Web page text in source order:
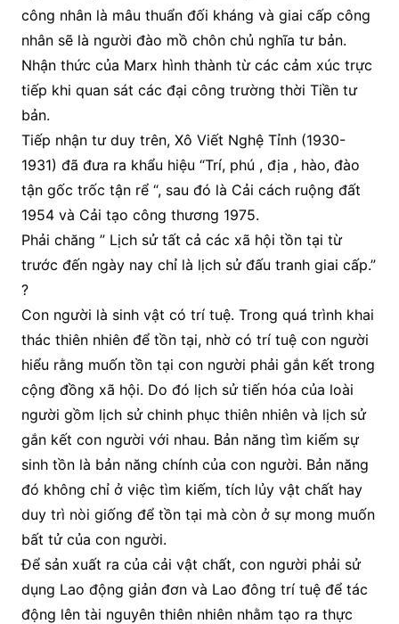
công nhân là mâu thuẩn đối kháng và giai cấp công
nhân sẽ là người đào mồ chôn chủ nghĩa tư bản.
Nhận thức của Marx hình thành từ các cảm xúc trực
tiếp khi quan sát các đại công trường thời Tiền tư
bản.
Tiếp nhận tư duy trên, Xô Viết Nghệ Tỉnh (1930-
1931) đã đưa ra khẩu hiệu “Trí, phú , địa , hào, đào
tận gốc trốc tận rể “, sau đó là Cải cách ruộng đất
1954 và Cải tạo công thương 1975.
Phải chăng ” Lịch sử tất cả các xã hội tồn tại từ
trước đến ngày nay chỉ là lịch sử đấu tranh giai cấp.”
?
Con người là sinh vật có trí tuệ. Trong quá trình khai
thác thiên nhiên để tồn tại, nhờ có trí tuệ con người
hiểu rằng muốn tồn tại con người phải gắn kết trong
cộng đồng xã hội. Do đó lịch sử tiến hóa của loài
người gồm lịch sử chinh phục thiên nhiên và lịch sử
gắn kết con người với nhau. Bản năng tìm kiếm sự
sinh tồn là bản năng chính của con người. Bản năng
đó không chỉ ở việc tìm kiếm, tích lủy vật chất hay
duy trì nòi giống để tồn tại mà còn ở sự mong muốn
bất tử của con người.
Để sản xuất ra của cải vật chất, con người phải sử
dụng Lao động giản đơn và Lao đông trí tuệ để tác
động lên tài nguyên thiên nhiên nhằm tạo ra thực